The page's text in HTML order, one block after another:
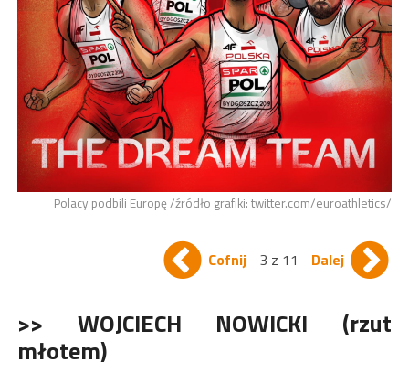
Polacy podbili Europę /źródło grafiki: twitter.com/euroathletics/
Cofnij 3 z 11 Dalej
>> WOJCIECH NOWICKI (rzut
młotem)